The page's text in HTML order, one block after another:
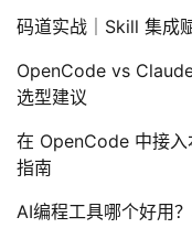
码道实战｜Skill 集成
OpenCode vs
选型建议
在 OpenCode 中接
指南
AI编程工具哪个好用